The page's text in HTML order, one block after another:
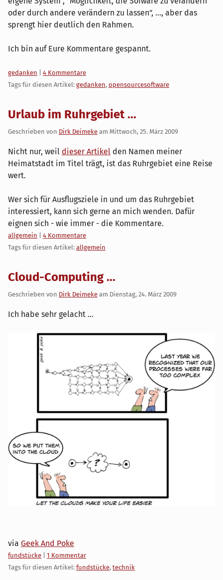
oder durch andere verändern zu lassen", ..., aber das
sprengt hier deutlich den Rahmen.
Ich bin auf Eure Kommentare gespannt.
Kategorien:
gedanken
4 Kommentare
Tags für diesen Artikel: gedanken, opensourcesoftware
Urlaub im Ruhrgebiet ...
Geschrieben von Dirk Deimeke am Mittwoch, 25. März 2009
Nicht nur, weil dieser Artikel den Namen meiner
Heimatstadt im Titel trägt, ist das Ruhrgebiet eine Reise
wert.
Wer sich für Ausflugsziele in und um das Ruhrgebiet
interessiert, kann sich gerne an mich wenden. Dafür
eignen sich - wie immer - die Kommentare.
Kategorien:
allgemein
4 Kommentare
Tags für diesen Artikel: allgemein
Cloud-Computing ...
Geschrieben von Dirk Deimeke am Dienstag, 24. März 2009
Ich habe sehr gelacht ...
via Geek And Poke
Kategorien:
fundstücke
1 Kommentar
Tags für diesen Artikel: fundstücke, technik